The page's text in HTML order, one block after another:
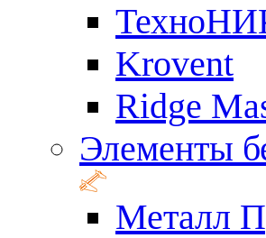
Krovent
Ridge
Элементы
Металл